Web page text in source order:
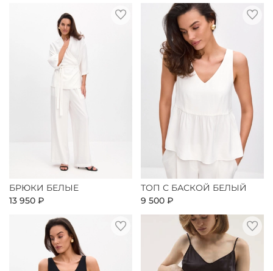
БРЮКИ БЕЛЫЕ
13 950 ₽
ТОП С БАСКОЙ БЕЛЫЙ
9 500 ₽